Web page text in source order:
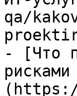
qa/
- [Что